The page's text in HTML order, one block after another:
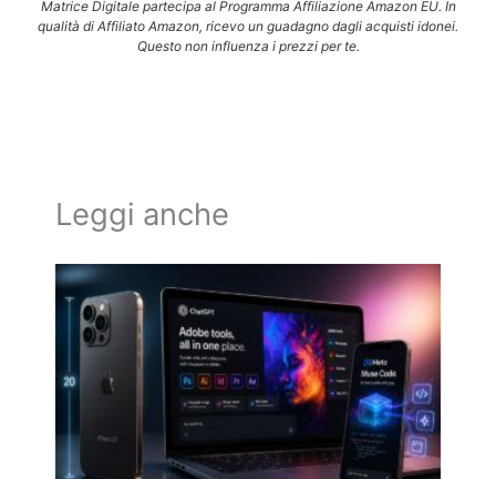
Matrice Digitale partecipa al Programma Affiliazione Amazon EU. In
qualità di Affiliato Amazon, ricevo un guadagno dagli acquisti idonei.
Questo non influenza i prezzi per te.
Leggi anche